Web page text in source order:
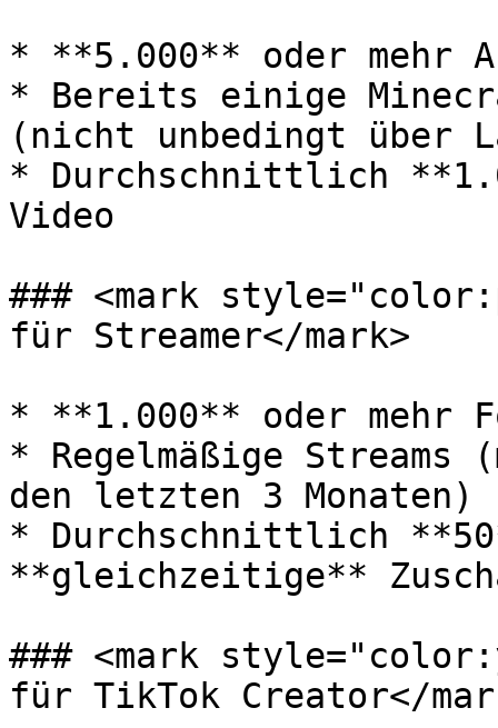
* **5.000** oder mehr
* Bereits einige
(nicht unbedingt über
* Durchschnittlich
Video
### <mark
für Streamer</mark>
* **1.000** oder mehr
* Regelmäßige Streams
den letzten 3 Monaten)
* Durchschnittlich
**gleichzeitige**
### <mark
für TikTok Creator</